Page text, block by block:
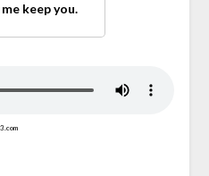
keep you.